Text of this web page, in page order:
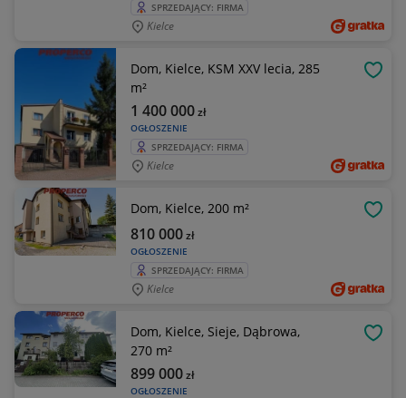
SPRZEDAJĄCY: FIRMA
Kielce
Dom, Kielce, KSM XXV lecia, 285
m²
OGŁOSZENIE
1 400 000zł
SPRZEDAJĄCY: FIRMA
Kielce
Dom, Kielce, 200 m²
OGŁOSZENIE
810 000zł
SPRZEDAJĄCY: FIRMA
Kielce
Dom, Kielce, Sieje, Dąbrowa,
270 m²
OGŁOSZENIE
899 000zł